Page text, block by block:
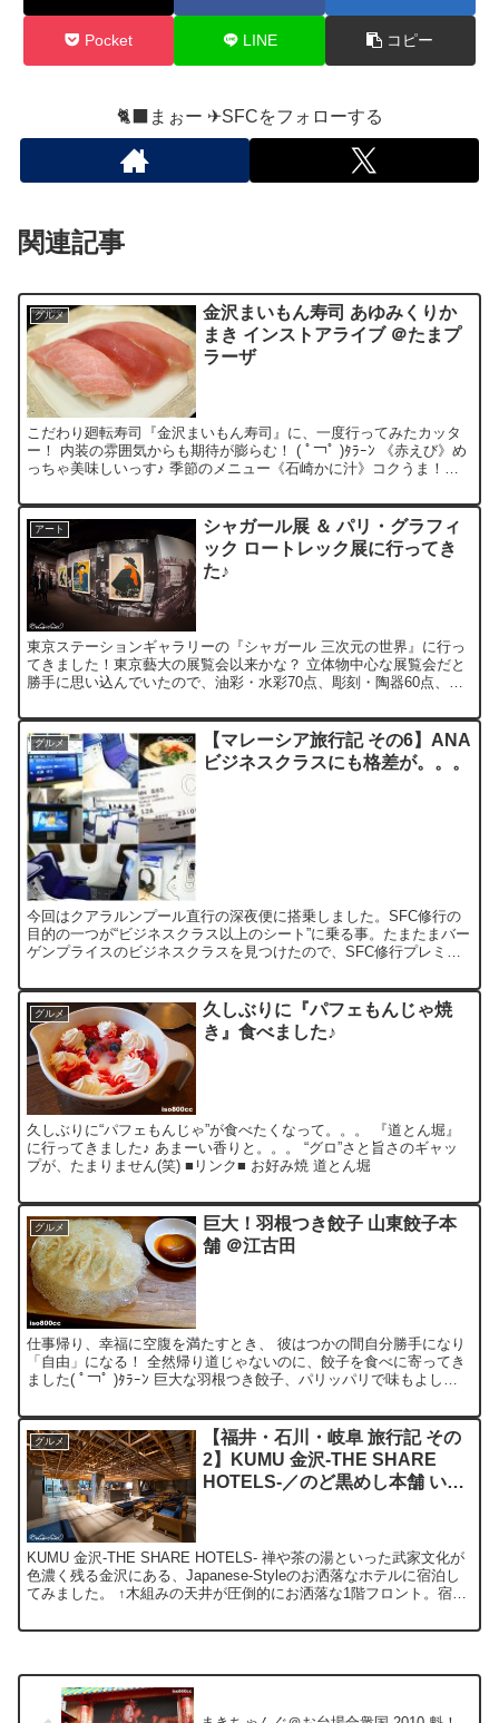
Pocket LINE コピー
🐈‍⬛まぉー ✈︎SFCをフォローする
関連記事
グルメ
金沢まいもん寿司 あゆみくりか
まき インストアライブ ＠たまプ
ラーザ
こだわり廻転寿司『金沢まいもん寿司』に、一度行ってみたカッタ
ー！ 内装の雰囲気からも期待が膨らむ！ ( ﾟ￢ﾟ )ﾀﾗｰﾝ 《赤えび》め
っちゃ美味しいっす♪ 季節のメニュー《石崎かに汁》コクうま！
アート
シャガール展 ＆ パリ・グラフィ
ック ロートレック展に行ってき
た♪
東京ステーションギャラリーの『シャガール 三次元の世界』に行っ
てきました！東京藝大の展覧会以来かな？ 立体物中心な展覧会だと
勝手に思い込んでいたので、油彩・水彩70点、彫刻・陶器60点、素
グルメ
【マレーシア旅行記 その6】ANA
ビジネスクラスにも格差が。。。
今回はクアラルンプール直行の深夜便に搭乗しました。SFC修行の
目的の一つが“ビジネスクラス以上のシート”に乗る事。たまたまバー
ゲンプライスのビジネスクラスを見つけたので、SFC修行プレミア
グルメ
久しぶりに『パフェもんじゃ焼
き』食べました♪
久しぶりに“パフェもんじゃ”が食べたくなって。。。 『道とん堀』
に行ってきました♪ あまーい香りと。。。 “グロ”さと旨さのギャッ
プが、たまりません(笑) ■リンク■ お好み焼 道とん堀
グルメ
巨大！羽根つき餃子 山東餃子本
舗 ＠江古田
仕事帰り、幸福に空腹を満たすとき、 彼はつかの間自分勝手になり
「自由」になる！ 全然帰り道じゃないのに、餃子を食べに寄ってき
ました( ﾟ￢ﾟ )ﾀﾗｰﾝ 巨大な羽根つき餃子、パリッパリで味もよし！
グルメ
【福井・石川・岐阜 旅行記 その
2】KUMU 金沢-THE SHARE
HOTELS-／のど黒めし本舗 いた
KUMU 金沢-THE SHARE HOTELS- 禅や茶の湯といった武家文化が
色濃く残る金沢にある、Japanese-Styleのお洒落なホテルに宿泊し
てみました。 ↑木組みの天井が圧倒的にお洒落な1階フロント。宿泊